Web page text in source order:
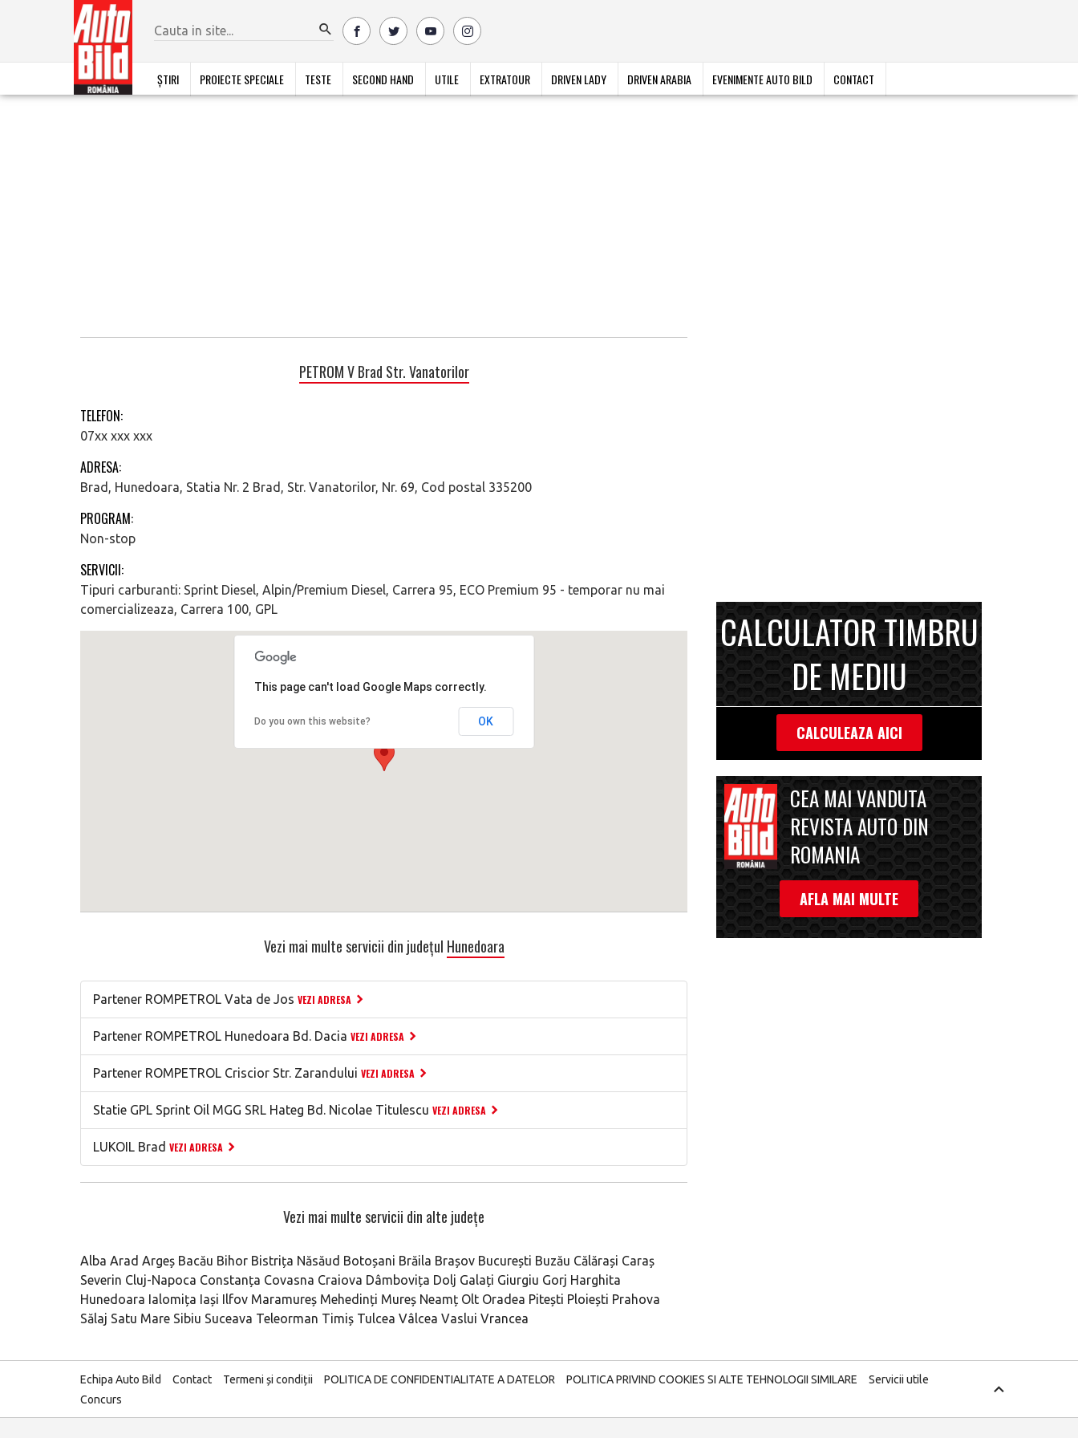
ȘTIRI PROIECTE SPECIALE TESTE SECOND HAND UTILE EXTRATOUR DRIVEN LADY DRIVEN ARABIA EVENIMENTE AUTO BILD CONTACT
PETROM V Brad Str. Vanatorilor
TELEFON:
07xx xxx xxx
ADRESA:
Brad, Hunedoara, Statia Nr. 2 Brad, Str. Vanatorilor, Nr. 69, Cod postal 335200
PROGRAM:
Non-stop
SERVICII:
Tipuri carburanti: Sprint Diesel, Alpin/Premium Diesel, Carrera 95, ECO Premium 95 - temporar nu mai
comercializeaza, Carrera 100, GPL
This page can't load Google Maps correctly.
Do you own this website? OK
Vezi mai multe servicii din județul Hunedoara
Partener ROMPETROL Vata de Jos VEZI ADRESA
Partener ROMPETROL Hunedoara Bd. Dacia VEZI ADRESA
Partener ROMPETROL Criscior Str. Zarandului VEZI ADRESA
Statie GPL Sprint Oil MGG SRL Hateg Bd. Nicolae Titulescu VEZI ADRESA
LUKOIL Brad VEZI ADRESA
Vezi mai multe servicii din alte județe
Alba Arad Argeș Bacău Bihor Bistrița Năsăud Botoșani Brăila Brașov București Buzău Călărași Caraș
Severin Cluj-Napoca Constanța Covasna Craiova Dâmbovița Dolj Galați Giurgiu Gorj Harghita
Hunedoara Ialomița Iași Ilfov Maramureș Mehedinți Mureș Neamț Olt Oradea Pitești Ploiești Prahova
Sălaj Satu Mare Sibiu Suceava Teleorman Timiș Tulcea Vâlcea Vaslui Vrancea
CALCULATOR TIMBRU
DE MEDIU
CALCULEAZA AICI
CEA MAI VANDUTA
REVISTA AUTO DIN
ROMANIA
AFLA MAI MULTE
Echipa Auto Bild Contact Termeni și condiții POLITICA DE CONFIDENTIALITATE A DATELOR POLITICA PRIVIND COOKIES SI ALTE TEHNOLOGII SIMILARE
Servicii utile
Concurs